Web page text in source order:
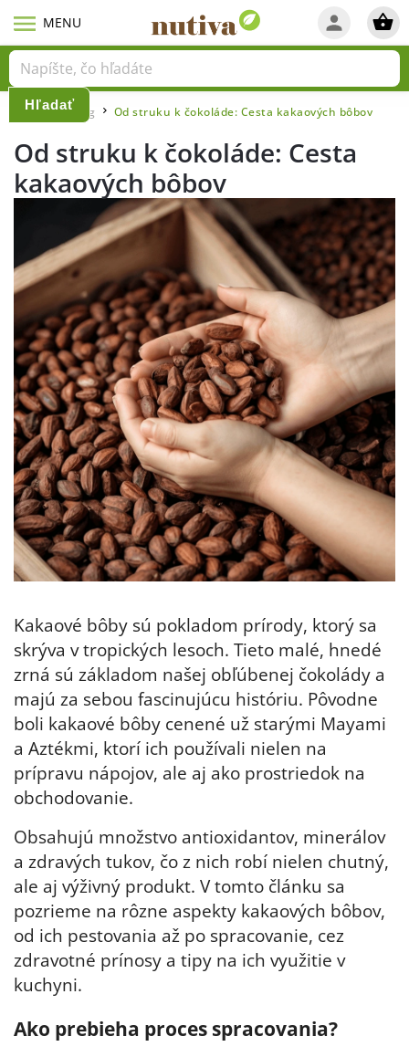
Hľadať
Domov / Blog Od struku k čokoláde: Cesta kakaových bôbov
Od struku k čokoláde: Cesta
kakaových bôbov
Kakaové bôby sú pokladom prírody, ktorý sa
skrýva v tropických lesoch. Tieto malé, hnedé
zrná sú základom našej obľúbenej čokolády a
majú za sebou fascinujúcu históriu. Pôvodne
boli kakaové bôby cenené už starými Mayami
a Aztékmi, ktorí ich používali nielen na
prípravu nápojov, ale aj ako prostriedok na
obchodovanie.
Obsahujú množstvo antioxidantov, minerálov
a zdravých tukov, čo z nich robí nielen chutný,
ale aj výživný produkt. V tomto článku sa
pozrieme na rôzne aspekty kakaových bôbov,
od ich pestovania až po spracovanie, cez
zdravotné prínosy a tipy na ich využitie v
kuchyni.
Ako prebieha proces spracovania?